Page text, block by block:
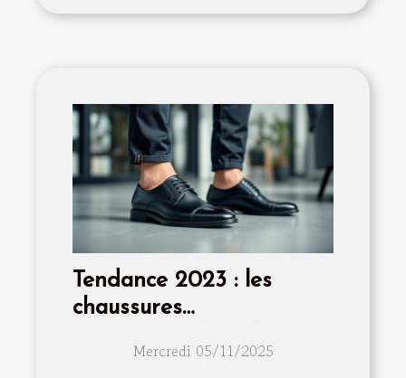
Tendance 2023 : les
chaussures
style et confort
Mercredi 05/11/2025